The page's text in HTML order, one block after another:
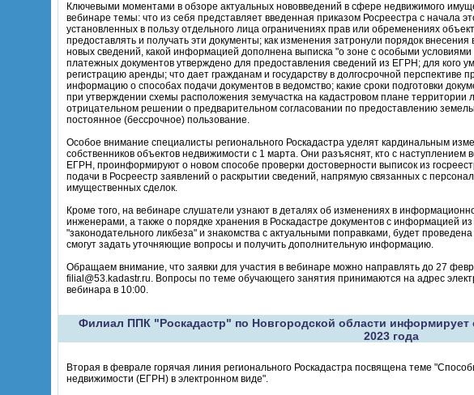
Ключевыми моментами в обзоре актуальных нововведений в сфере недвижимого
вебинаре темы: что из себя представляет введенная приказом Росреестра с начала
установленных в пользу отдельного лица ограничениях прав или обременениях
предоставлять и получать эти документы; как изменения затронули порядок
новых сведений, какой информацией дополнена выписка "о зоне с особыми условиями
платежных документов утверждено для предоставления сведений из ЕГРН; для кого
регистрацию аренды; что дает гражданам и государству в долгосрочной перспективе
информацию о способах подачи документов в ведомство; какие сроки подготовки
при утверждении схемы расположения земучастка на кадастровом плане территории
отрицательном решении о предварительном согласовании по предоставлению
постоянное (бессрочное) пользование.
Особое внимание специалисты регионального Роскадастра уделят кардинальным
собственников объектов недвижимости с 1 марта. Они разъяснят, кто с
ЕГРН, проинформируют о новом способе проверки достоверности выписок из
подачи в Росреестр заявлений о раскрытии сведений, напрямую связанных с
имущественных сделок.
Кроме того, на вебинаре слушатели узнают в деталях об изменениях в
инженерами, а также о порядке хранения в Роскадастре документов с информацией
"законодательного ликбеза" и знакомства с актуальными поправками, будет
смогут задать уточняющие вопросы и получить дополнительную информацию.
Обращаем внимание, что заявки для участия в вебинаре можно направлять до 27
filial@53.kadastr.ru. Вопросы по теме обучающего занятия принимаются на адрес
вебинара в 10:00.
Филиал ППК "Роскадастр" по Новгородской области информирует
2023 года
Вторая в феврале горячая линия регионального Роскадастра посвящена теме
недвижимости (ЕГРН) в электронном виде".